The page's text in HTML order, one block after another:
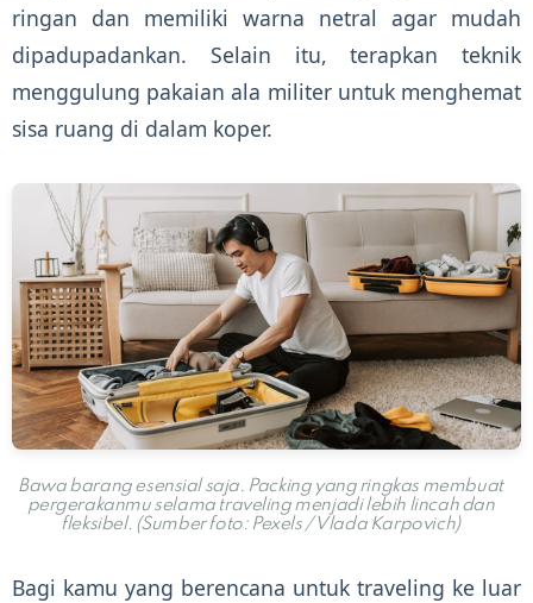
ringan dan memiliki warna netral agar mudah
dipadupadankan. Selain itu, terapkan teknik
menggulung pakaian ala militer untuk menghemat
sisa ruang di dalam koper.
Bawa barang esensial saja. Packing yang ringkas membuat
pergerakanmu selama traveling menjadi lebih lincah dan
fleksibel. (Sumber foto: Pexels / Vlada Karpovich)
Bagi kamu yang berencana untuk traveling ke luar